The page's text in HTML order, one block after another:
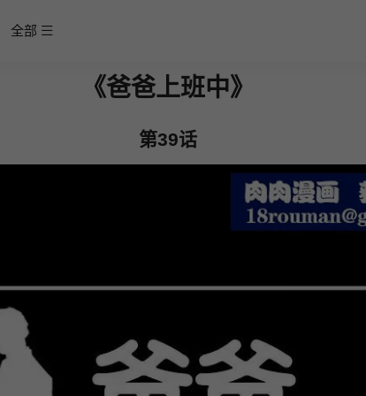
全部
《爸爸上班中》
第39话